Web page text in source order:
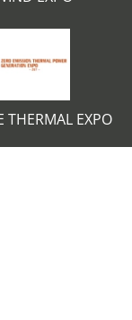
THERMAL EXPO